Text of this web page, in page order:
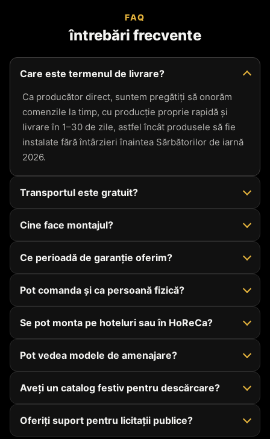
FAQ
întrebări frecvente
Care este termenul de livrare?
Ca producător direct, suntem pregătiți să onorăm
comenzile la timp, cu producție proprie rapidă și
livrare în 1–30 de zile, astfel încât produsele să fie
instalate fără întârzieri înaintea Sărbătorilor de iarnă
2026.
Transportul este gratuit?
Cine face montajul?
Ce perioadă de garanție oferim?
Pot comanda și ca persoană fizică?
Se pot monta pe hoteluri sau în HoReCa?
Pot vedea modele de amenajare?
Aveți un catalog festiv pentru descărcare?
Oferiți suport pentru licitații publice?